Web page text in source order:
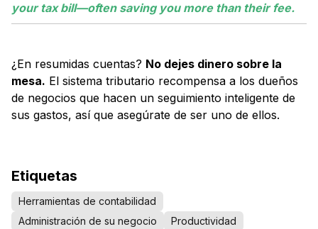
your tax bill—often saving you more than their fee.
¿En resumidas cuentas? No dejes dinero sobre la
mesa. El sistema tributario recompensa a los dueños
de negocios que hacen un seguimiento inteligente de
sus gastos, así que asegúrate de ser uno de ellos.
Etiquetas
Herramientas de contabilidad
Administración de su negocio
Productividad